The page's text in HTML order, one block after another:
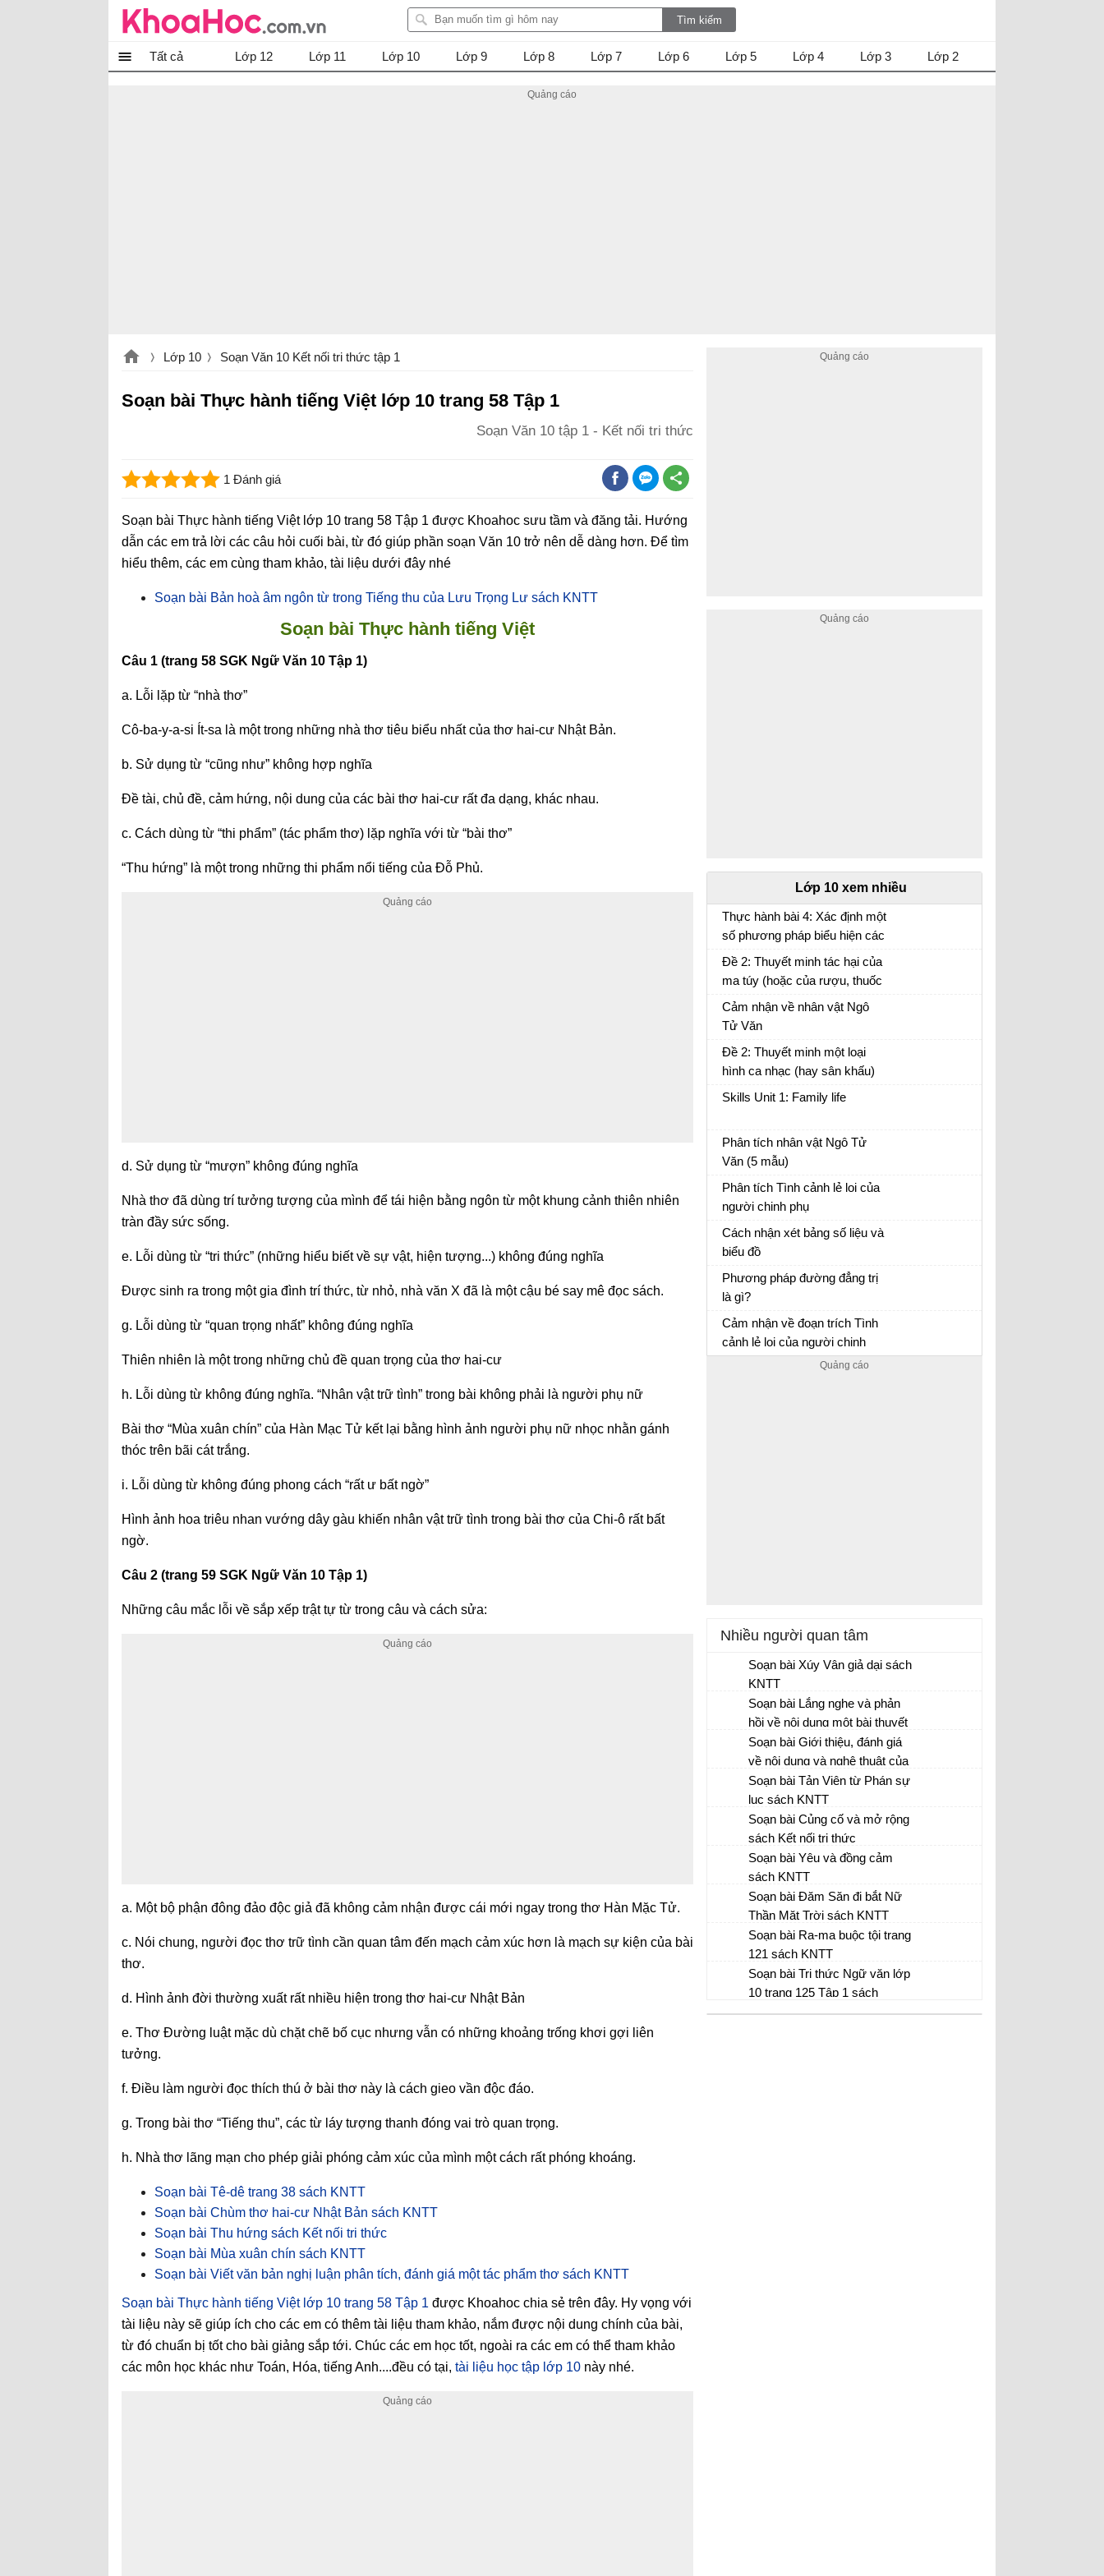
Tất cả Lớp 12 Lớp 11 Lớp 10 Lớp 9 Lớp 8 Lớp 7 Lớp 6 Lớp 5 Lớp 4 Lớp 3 Lớp 2
Lớp 10 Soạn Văn 10 Kết nối tri thức tập 1
Soạn bài Thực hành tiếng Việt lớp 10 trang 58 Tập 1
Soạn Văn 10 tập 1 - Kết nối tri thức
1 Đánh giá
Soạn bài Thực hành tiếng Việt lớp 10 trang 58 Tập 1 được Khoahoc sưu tầm và đăng tải. Hướng
dẫn các em trả lời các câu hỏi cuối bài, từ đó giúp phần soạn Văn 10 trở nên dễ dàng hơn. Để tìm
hiểu thêm, các em cùng tham khảo, tài liệu dưới đây nhé
Soạn bài Bản hoà âm ngôn từ trong Tiếng thu của Lưu Trọng Lư sách KNTT
Soạn bài Thực hành tiếng Việt
Câu 1 (trang 58 SGK Ngữ Văn 10 Tập 1)
a. Lỗi lặp từ “nhà thơ”
Cô-ba-y-a-si Ít-sa là một trong những nhà thơ tiêu biểu nhất của thơ hai-cư Nhật Bản.
b. Sử dụng từ “cũng như” không hợp nghĩa
Đề tài, chủ đề, cảm hứng, nội dung của các bài thơ hai-cư rất đa dạng, khác nhau.
c. Cách dùng từ “thi phẩm” (tác phẩm thơ) lặp nghĩa với từ “bài thơ”
“Thu hứng” là một trong những thi phẩm nổi tiếng của Đỗ Phủ.
d. Sử dụng từ “mượn” không đúng nghĩa
Nhà thơ đã dùng trí tưởng tượng của mình để tái hiện bằng ngôn từ một khung cảnh thiên nhiên
tràn đầy sức sống.
e. Lỗi dùng từ “tri thức” (những hiểu biết về sự vật, hiện tượng...) không đúng nghĩa
Được sinh ra trong một gia đình trí thức, từ nhỏ, nhà văn X đã là một cậu bé say mê đọc sách.
g. Lỗi dùng từ “quan trọng nhất” không đúng nghĩa
Thiên nhiên là một trong những chủ đề quan trọng của thơ hai-cư
h. Lỗi dùng từ không đúng nghĩa. “Nhân vật trữ tình” trong bài không phải là người phụ nữ
Bài thơ “Mùa xuân chín” của Hàn Mạc Tử kết lại bằng hình ảnh người phụ nữ nhọc nhằn gánh
thóc trên bãi cát trắng.
i. Lỗi dùng từ không đúng phong cách “rất ư bất ngờ”
Hình ảnh hoa triêu nhan vướng dây gàu khiến nhân vật trữ tình trong bài thơ của Chi-ô rất bất
ngờ.
Câu 2 (trang 59 SGK Ngữ Văn 10 Tập 1)
Những câu mắc lỗi về sắp xếp trật tự từ trong câu và cách sửa:
a. Một bộ phận đông đảo độc giả đã không cảm nhận được cái mới ngay trong thơ Hàn Mặc Tử.
c. Nói chung, người đọc thơ trữ tình cần quan tâm đến mạch cảm xúc hơn là mạch sự kiện của bài
thơ.
d. Hình ảnh đời thường xuất rất nhiều hiện trong thơ hai-cư Nhật Bản
e. Thơ Đường luật mặc dù chặt chẽ bố cục nhưng vẫn có những khoảng trống khơi gợi liên
tưởng.
f. Điều làm người đọc thích thú ở bài thơ này là cách gieo vần độc đáo.
g. Trong bài thơ “Tiếng thu”, các từ láy tượng thanh đóng vai trò quan trọng.
h. Nhà thơ lãng mạn cho phép giải phóng cảm xúc của mình một cách rất phóng khoáng.
Soạn bài Tê-dê trang 38 sách KNTT
Soạn bài Chùm thơ hai-cư Nhật Bản sách KNTT
Soạn bài Thu hứng sách Kết nối tri thức
Soạn bài Mùa xuân chín sách KNTT
Soạn bài Viết văn bản nghị luận phân tích, đánh giá một tác phẩm thơ sách KNTT
Soạn bài Thực hành tiếng Việt lớp 10 trang 58 Tập 1 được Khoahoc chia sẻ trên đây. Hy vọng với
tài liệu này sẽ giúp ích cho các em có thêm tài liệu tham khảo, nắm được nội dung chính của bài,
từ đó chuẩn bị tốt cho bài giảng sắp tới. Chúc các em học tốt, ngoài ra các em có thể tham khảo
các môn học khác như Toán, Hóa, tiếng Anh....đều có tại, tài liệu học tập lớp 10 này nhé.
Lớp 10 xem nhiều
Thực hành bài 4: Xác định một
số phương pháp biểu hiện các
đối tượng địa lí trên bản đồ Địa
lí 10 trang 17
Đề 2: Thuyết minh tác hại của
ma túy (hoặc của rượu, thuốc
lá…) đối với đời sống con
người.
Cảm nhận về nhân vật Ngô
Tử Văn
Cảm nhận về nhân vật Ngô Tử Văn trong bài
Chuyện chức phán sự đền Tản Viên
Đề 2: Thuyết minh một loại
hình ca nhạc (hay sân khấu)
mà anh (chị) hằng yêu thích.
Skills Unit 1: Family life
Phân tích nhân vật Ngô Tử
Văn (5 mẫu)
Phân tích hình tượng nhân vật Ngô Tử Văn
Phân tích Tình cảnh lẻ loi của
người chinh phụ
Phân tích đoạn trích Tình cảnh lẻ loi của người
chinh phụ
Cách nhận xét bảng số liệu và
biểu đồ
Phương pháp đường đẳng trị
là gì?
Ôn tập Địa 10
Cảm nhận về đoạn trích Tình
cảnh lẻ loi của người chinh
Nhiều người quan tâm
Soạn bài Xúy Vân giả dại sách
KNTT
Soạn Văn 10 tập 1 - Kết nối tri thức
Soạn bài Lắng nghe và phản
hồi về nội dung một bài thuyết
trình kết quả nghiên cứu sách
KNTT
Soạn Văn 10 tập 1 - Kết nối tri thức
Soạn bài Giới thiệu, đánh giá
về nội dung và nghệ thuật của
một tác phẩm thơ sách KNTT
Soạn Văn 10 tập 1 - Kết nối tri thức
Soạn bài Tản Viên từ Phán sự
lục sách KNTT
Soạn bài Chuyện chức phán sự đền Tản
Viên - Văn 10
Soạn bài Củng cố và mở rộng
sách Kết nối tri thức
Soạn Văn 10 tập 1 - Kết nối tri thức
Soạn bài Yêu và đồng cảm
sách KNTT
Soạn Văn 10 tập 1 - Kết nối tri thức
Soạn bài Đăm Săn đi bắt Nữ
Thần Mặt Trời sách KNTT
Soạn Văn 10 tập 1 - Kết nối tri thức
Soạn bài Ra-ma buộc tội trang
121 sách KNTT
Soạn Văn 10 tập 1 - Kết nối tri thức
Soạn bài Tri thức Ngữ văn lớp
10 trang 125 Tập 1 sách
KNTT
Soạn Văn 10 tập 1 - Kết nối tri thức